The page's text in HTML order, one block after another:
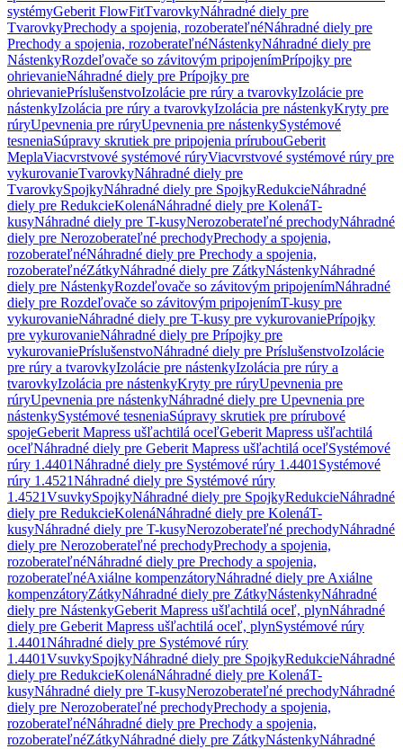
systémyGeberit FlowFitTvarovkyNáhradné diely pre
TvarovkyPrechody a spojenia, rozoberateľnéNáhradné diely pre
Prechody a spojenia, rozoberateľnéNástenkyNáhradné diely pre
NástenkyRozdeľovače so závitovým pripojenímPrípojky pre
ohrievanieNáhradné diely pre Prípojky pre
ohrievaniePríslušenstvoIzolácie pre rúry a tvarovkyIzolácie pre
nástenkyIzolácia pre rúry a tvarovkyIzolácia pre nástenkyKryty pre
rúryUpevnenia pre rúryUpevnenia pre nástenkySystémové
tesneniaSúpravy skrutiek pre pripojenia prírubouGeberit
MeplaViacvrstvové systémové rúryViacvrstvové systémové rúry pre
vykurovanieTvarovkyNáhradné diely pre
TvarovkySpojkyNáhradné diely pre SpojkyRedukcieNáhradné
diely pre RedukcieKolenáNáhradné diely pre KolenáT-
kusyNáhradné diely pre T-kusyNerozoberateľné prechodyNáhradné
diely pre Nerozoberateľné prechodyPrechody a spojenia,
rozoberateľnéNáhradné diely pre Prechody a spojenia,
rozoberateľnéZátkyNáhradné diely pre ZátkyNástenkyNáhradné
diely pre NástenkyRozdeľovače so závitovým pripojenímNáhradné
diely pre Rozdeľovače so závitovým pripojenímT-kusy pre
vykurovanieNáhradné diely pre T-kusy pre vykurovaniePrípojky
pre vykurovanieNáhradné diely pre Prípojky pre
vykurovaniePríslušenstvoNáhradné diely pre PríslušenstvoIzolácie
pre rúry a tvarovkyIzolácie pre nástenkyIzolácia pre rúry a
tvarovkyIzolácia pre nástenkyKryty pre rúryUpevnenia pre
rúryUpevnenia pre nástenkyNáhradné diely pre Upevnenia pre
nástenkySystémové tesneniaSúpravy skrutiek pre prírubové
spojeGeberit Mapress ušľachtilá oceľGeberit Mapress ušľachtilá
oceľNáhradné diely pre Geberit Mapress ušľachtilá oceľSystémové
rúry 1.4401Náhradné diely pre Systémové rúry 1.4401 Systémové
rúry 1.4521Náhradné diely pre Systémové rúry
1.4521VsuvkySpojkyNáhradné diely pre SpojkyRedukcieNáhradné
diely pre RedukcieKolenáNáhradné diely pre KolenáT-
kusyNáhradné diely pre T-kusyNerozoberateľné prechodyNáhradné
diely pre Nerozoberateľné prechodyPrechody a spojenia,
rozoberateľnéNáhradné diely pre Prechody a spojenia,
rozoberateľnéAxiálne kompenzátoryNáhradné diely pre Axiálne
kompenzátoryZátkyNáhradné diely pre ZátkyNástenkyNáhradné
diely pre NástenkyGeberit Mapress ušľachtilá oceľ, plynNáhradné
diely pre Geberit Mapress ušľachtilá oceľ, plynSystémové rúry
1.4401Náhradné diely pre Systémové rúry
1.4401VsuvkySpojkyNáhradné diely pre SpojkyRedukcieNáhradné
diely pre RedukcieKolenáNáhradné diely pre KolenáT-
kusyNáhradné diely pre T-kusyNerozoberateľné prechodyNáhradné
diely pre Nerozoberateľné prechodyPrechody a spojenia,
rozoberateľnéNáhradné diely pre Prechody a spojenia,
rozoberateľnéZátkyNáhradné diely pre ZátkyNástenkyNáhradné